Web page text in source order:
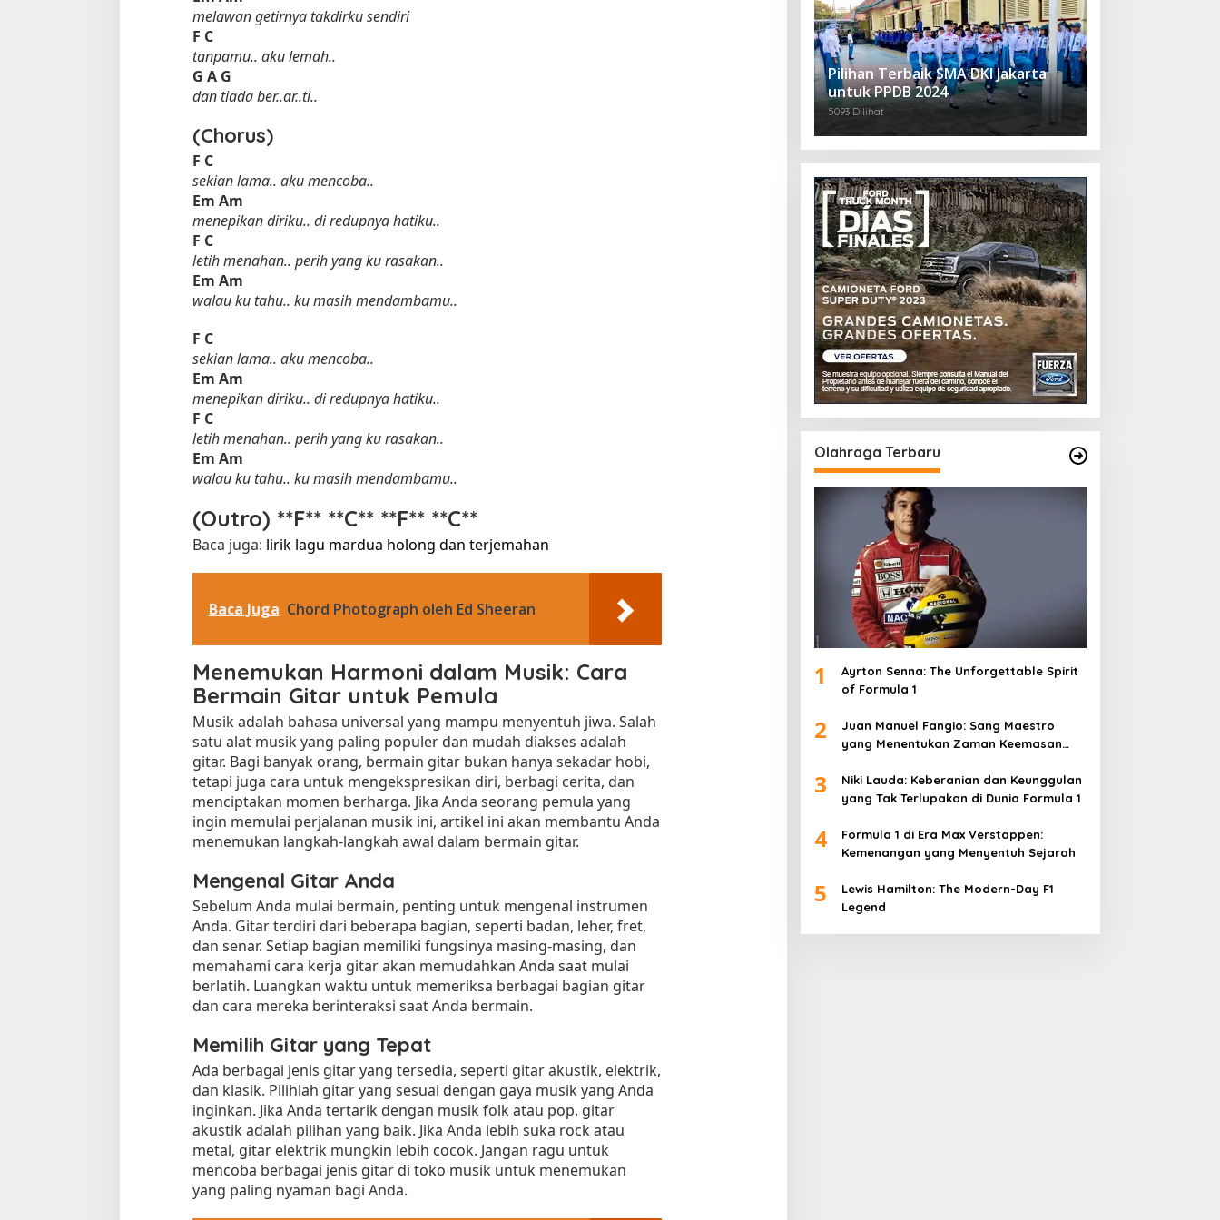
melawan getirnya takdirku sendiri
F C
tanpamu.. aku lemah..
G A G
dan tiada ber..ar..ti..
(Chorus)
F C
sekian lama.. aku mencoba..
Em Am
menepikan diriku.. di redupnya hatiku..
F C
letih menahan.. perih yang ku rasakan..
Em Am
walau ku tahu.. ku masih mendambamu..
F C
sekian lama.. aku mencoba..
Em Am
menepikan diriku.. di redupnya hatiku..
F C
letih menahan.. perih yang ku rasakan..
Em Am
walau ku tahu.. ku masih mendambamu..
(Outro) **F** **C** **F** **C**
Baca juga: lirik lagu mardua holong dan terjemahan​
Baca Juga Chord Photograph oleh Ed Sheeran
Menemukan Harmoni dalam Musik: Cara
Bermain Gitar untuk Pemula
Musik adalah bahasa universal yang mampu menyentuh jiwa. Salah
satu alat musik yang paling populer dan mudah diakses adalah
gitar. Bagi banyak orang, bermain gitar bukan hanya sekadar hobi,
tetapi juga cara untuk mengekspresikan diri, berbagi cerita, dan
menciptakan momen berharga. Jika Anda seorang pemula yang
ingin memulai perjalanan musik ini, artikel ini akan membantu Anda
menemukan langkah-langkah awal dalam bermain gitar.
Mengenal Gitar Anda
Sebelum Anda mulai bermain, penting untuk mengenal instrumen
Anda. Gitar terdiri dari beberapa bagian, seperti badan, leher, fret,
dan senar. Setiap bagian memiliki fungsinya masing-masing, dan
memahami cara kerja gitar akan memudahkan Anda saat mulai
berlatih. Luangkan waktu untuk memeriksa berbagai bagian gitar
dan cara mereka berinteraksi saat Anda bermain.
Memilih Gitar yang Tepat
Ada berbagai jenis gitar yang tersedia, seperti gitar akustik, elektrik,
dan klasik. Pilihlah gitar yang sesuai dengan gaya musik yang Anda
inginkan. Jika Anda tertarik dengan musik folk atau pop, gitar
akustik adalah pilihan yang baik. Jika Anda lebih suka rock atau
metal, gitar elektrik mungkin lebih cocok. Jangan ragu untuk
mencoba berbagai jenis gitar di toko musik untuk menemukan
yang paling nyaman bagi Anda.
Pilihan Terbaik SMA DKI Jakarta
untuk PPDB 2024
5093 Dilihat
Olahraga Terbaru
1
Ayrton Senna: The Unforgettable Spirit
of Formula 1
2
Juan Manuel Fangio: Sang Maestro
yang Menentukan Zaman Keemasan
3
Niki Lauda: Keberanian dan Keunggulan
yang Tak Terlupakan di Dunia Formula 1
4
Formula 1 di Era Max Verstappen:
Kemenangan yang Menyentuh Sejarah
5
Lewis Hamilton: The Modern-Day F1
Legend